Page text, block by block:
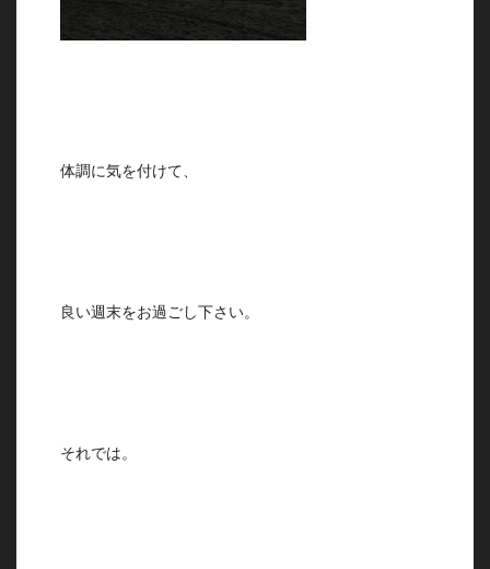
体調に気を付けて、
良い週末をお過ごし下さい。
それでは。